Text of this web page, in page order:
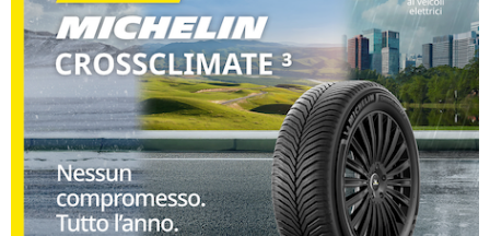
225/55 R16 95V XL
Disponibile
205/50 R16 87W
Disponibile